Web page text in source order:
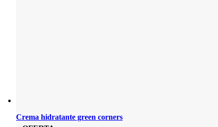
Crema hidratante green corners